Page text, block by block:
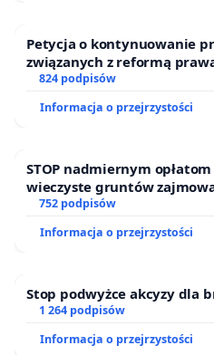
Petycja o kontynuowanie
związanych z reformą
824 podpisów
Informacja o przejrzystości
STOP nadmiernym
wieczyste gruntów
ogrody działkowe.
752 podpisów
Informacja o przejrzystości
Stop podwyżce akcyzy dla
1 264 podpisów
Informacja o przejrzystości